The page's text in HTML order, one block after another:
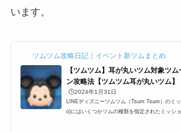
います。
ツムツム攻略日記｜イベント新ツムまとめ
【ツムツム】耳が丸いツム対象ツ
ン攻略法【ツムツム耳が丸いツム】
🕒️2024年1月31日
LINEディズニーツムツム（Tsum Tsum）のミ
o)にはいくつかツムの種類を指定されたミッシ